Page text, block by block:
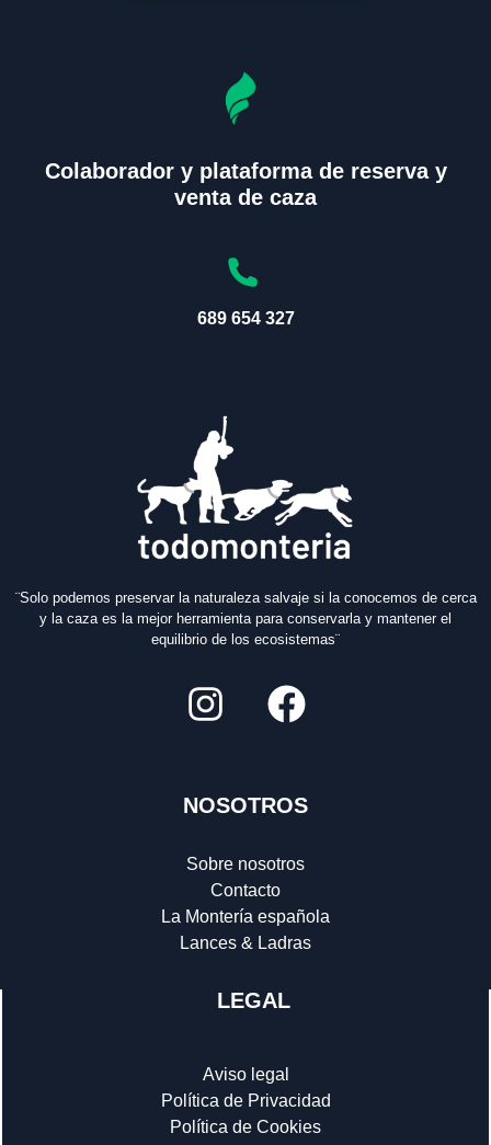
Colaborador y plataforma de reserva y
venta de caza
689 654 327
¨Solo podemos preservar la naturaleza salvaje si la conocemos de cerca
y la caza es la mejor herramienta para conservarla y mantener el
equilibrio de los ecosistemas¨
NOSOTROS
Sobre nosotros
Contacto
La Montería española
Lances & Ladras
LEGAL
Aviso legal
Política de Privacidad
Política de Cookies